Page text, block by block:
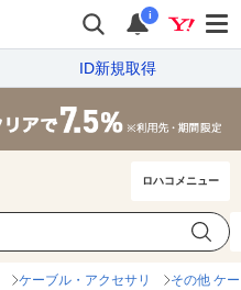
i
ID新規取得
ロハコメニュー
ケーブル・アクセサリ その他 ケ